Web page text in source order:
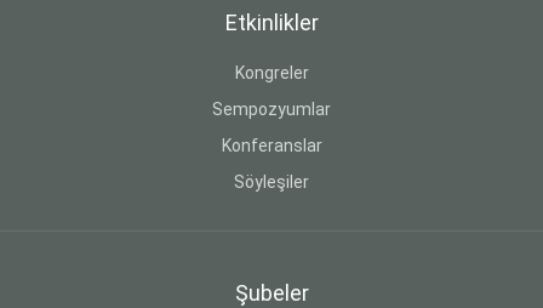
Etkinlikler
Kongreler
Sempozyumlar
Konferanslar
Söyleşiler
Şubeler